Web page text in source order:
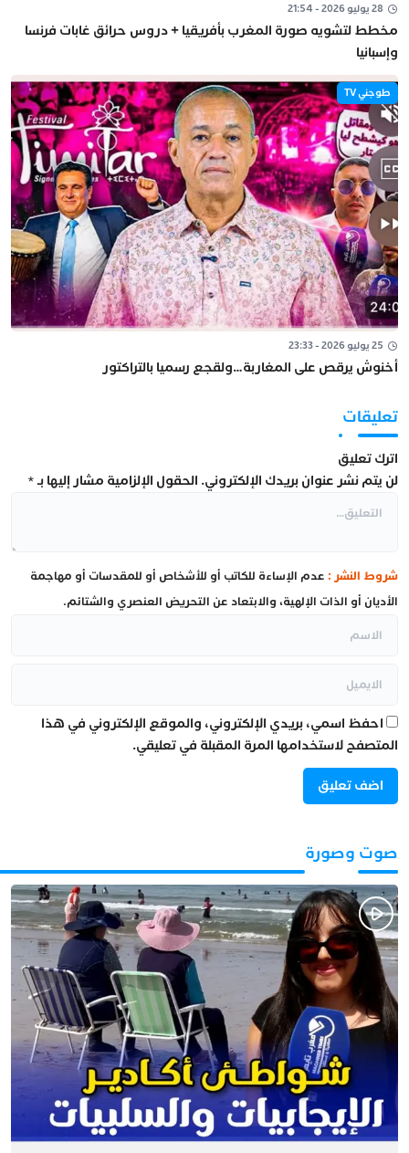
28 يوليو 2026 - 21:54
مخطط لتشويه صورة المغرب بأفريقيا + دروس حرائق غابات فرنسا
وإسبانيا
طوجني TV
25 يوليو 2026 - 23:33
أخنوش يرقص على المغاربة…ولقجع رسميا بالتراكتور
تعليقات
اترك تعليق
لن يتم نشر عنوان بريدك الإلكتروني. الحقول الإلزامية مشار إليها بـ*
شروط النشر : عدم الإساءة للكاتب أو للأشخاص أو للمقدسات أو مهاجمة
الأديان أو الذات الإلهية، والابتعاد عن التحريض العنصري والشتائم.
احفظ اسمي، بريدي الإلكتروني، والموقع الإلكتروني في هذا
المتصفح لاستخدامها المرة المقبلة في تعليقي.
صوت وصورة